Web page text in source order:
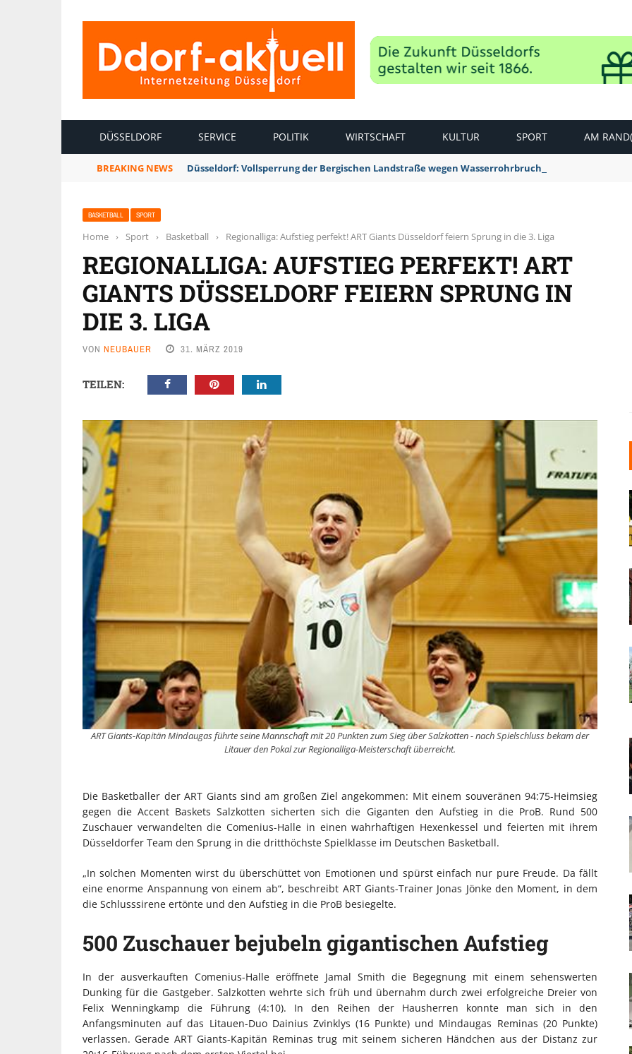
DÜSSELDORF SERVICE POLITIK WIRTSCHAFT KULTUR SPORT AM
BREAKING NEWS Düsseldorf: Vollsperrung der Bergischen Landstraße wegen Wasserrohrbruch aufgehoben
BASKETBALL SPORT
Home › Sport › Basketball › Regionalliga: Aufstieg perfekt! ART Giants Düsseldorf feiern Sprung in die 3. Liga
REGIONALLIGA: AUFSTIEG PERFEKT! ART
GIANTS DÜSSELDORF FEIERN SPRUNG IN
DIE 3. LIGA
VON NEUBAUER 31. MÄRZ 2019
TEILEN:
ART Giants-Kapitän Mindaugas führte seine Mannschaft mit 20 Punkten zum Sieg über Salzkotten - nach Spielschluss bekam der
Litauer den Pokal zur Regionalliga-Meisterschaft überreicht.
Die Basketballer der ART Giants sind am großen Ziel angekommen: Mit einem souveränen 94:75-Heimsieg
gegen die Accent Baskets Salzkotten sicherten sich die Giganten den Aufstieg in die ProB. Rund 500
Zuschauer verwandelten die Comenius-Halle in einen wahrhaftigen Hexenkessel und feierten mit ihrem
Düsseldorfer Team den Sprung in die dritthöchste Spielklasse im Deutschen Basketball.
„In solchen Momenten wirst du überschüttet von Emotionen und spürst einfach nur pure Freude. Da fällt
eine enorme Anspannung von einem ab“, beschreibt ART Giants-Trainer Jonas Jönke den Moment, in dem
die Schlusssirene ertönte und den Aufstieg in die ProB besiegelte.
500 Zuschauer bejubeln gigantischen Aufstieg
In der ausverkauften Comenius-Halle eröffnete Jamal Smith die Begegnung mit einem sehenswerten
Dunking für die Gastgeber. Salzkotten wehrte sich früh und übernahm durch zwei erfolgreiche Dreier von
Felix Wenningkamp die Führung (4:10). In den Reihen der Hausherren konnte man sich in den
Anfangsminuten auf das Litauen-Duo Dainius Zvinklys (16 Punkte) und Mindaugas Reminas (20 Punkte)
verlassen. Gerade ART Giants-Kapitän Reminas trug mit seinem sicheren Händchen aus der Distanz zur